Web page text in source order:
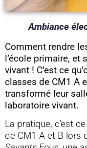
Ambiance
Comment rendre
l’école primaire, et
vivant ! C’est ce
classes de CM1 A
transformé leur
laboratoire vivant.
La pratique, c’est
de CM1 A et B lors